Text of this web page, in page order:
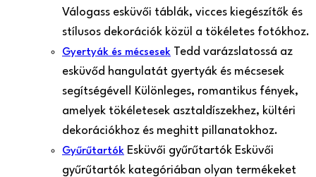
Válogass esküvői táblák, vicces kiegészítők és
stílusos dekorációk közül a tökéletes fotókhoz.
Gyertyák és mécsesek Tedd varázslatossá az
esküvőd hangulatát gyertyák és mécsesek
segítségével! Különleges, romantikus fények,
amelyek tökéletesek asztaldíszekhez, kültéri
dekorációkhoz és meghitt pillanatokhoz.
Gyűrűtartók Esküvői gyűrűtartók Esküvői
gyűrűtartók kategóriában olyan termékeket